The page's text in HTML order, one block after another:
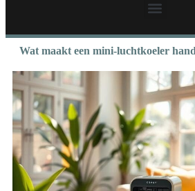
Wat maakt een mini-luchtkoeler